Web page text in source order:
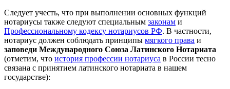
Следует учесть, что при выполнении основных функций
нотариусы также следуют специальным законам и
Профессиональному кодексу нотариусов РФ. В частности,
нотариус должен соблюдать принципы мягкого права и
заповеди Международного Союза Латинского Нотариата
(отметим, что история профессии нотариуса в России тесно
связана с принятием латинского нотариата в нашем
государстве):